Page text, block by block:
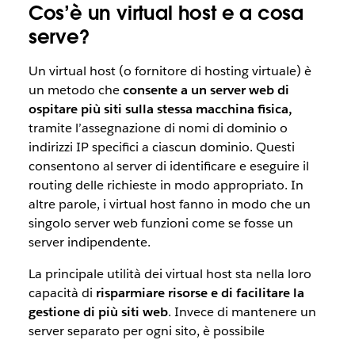
Cos’è un virtual host e a cosa
serve?
Un virtual host (o fornitore di hosting virtuale) è
un metodo checonsente a un server web di
ospitare più siti sulla stessa macchina fisica,
tramite l’assegnazione di nomi di dominio o
indirizzi IP specifici a ciascun dominio. Questi
consentono al server di identificare e eseguire il
routing delle richieste in modo appropriato. In
altre parole, i virtual host fanno in modo che un
singolo server web funzioni come se fosse un
server indipendente.
La principale utilità dei virtual host sta nella loro
capacità di risparmiare risorse e di facilitare la
gestione di più siti web. Invece di mantenere un
server separato per ogni sito, è possibile